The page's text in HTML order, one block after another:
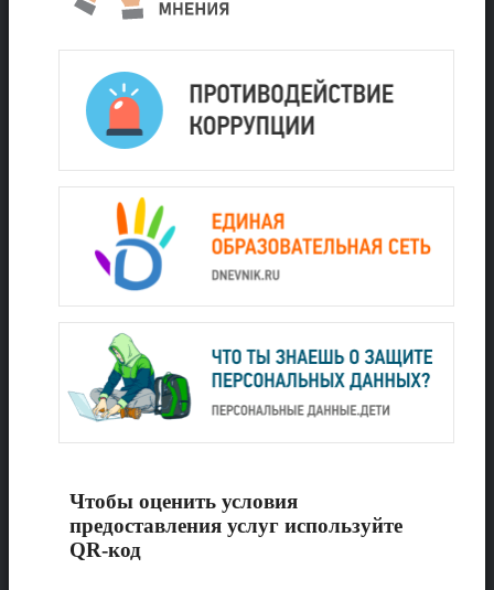
Чтобы оценить условия
предоставления услуг используйте
QR-код